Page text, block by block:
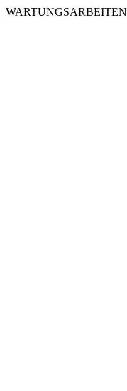
WARTUNGSARBEITEN